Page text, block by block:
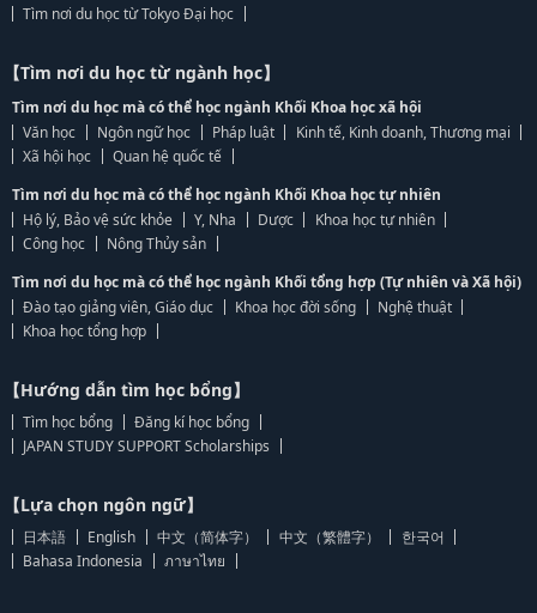
Tìm nơi du học từ Tokyo Đại học
【Tìm nơi du học từ ngành học】
Tìm nơi du học mà có thể học ngành Khối Khoa học xã hội
Văn học
Ngôn ngữ học Pháp luật
Kinh tế, Kinh doanh, Thương mại
Xã hội học
Quan hệ quốc tế
Tìm nơi du học mà có thể học ngành Khối Khoa học tự nhiên
Hộ lý, Bảo vệ sức khỏe
Y, Nha Dược
Khoa học tự nhiên
Công học
Nông Thủy sản
Tìm nơi du học mà có thể học ngành Khối tổng hợp (Tự nhiên và Xã hội)
Đào tạo giảng viên, Giáo dục
Khoa học đời sống
Nghệ thuật
Khoa học tổng hợp
【Hướng dẫn tìm học bổng】
Tìm học bổng
Đăng kí học bổng
JAPAN STUDY SUPPORT Scholarships
【Lựa chọn ngôn ngữ】
日本語 English 中文（简体字） 中文（繁體字）
한국어
Bahasa Indonesia
ภาษาไทย